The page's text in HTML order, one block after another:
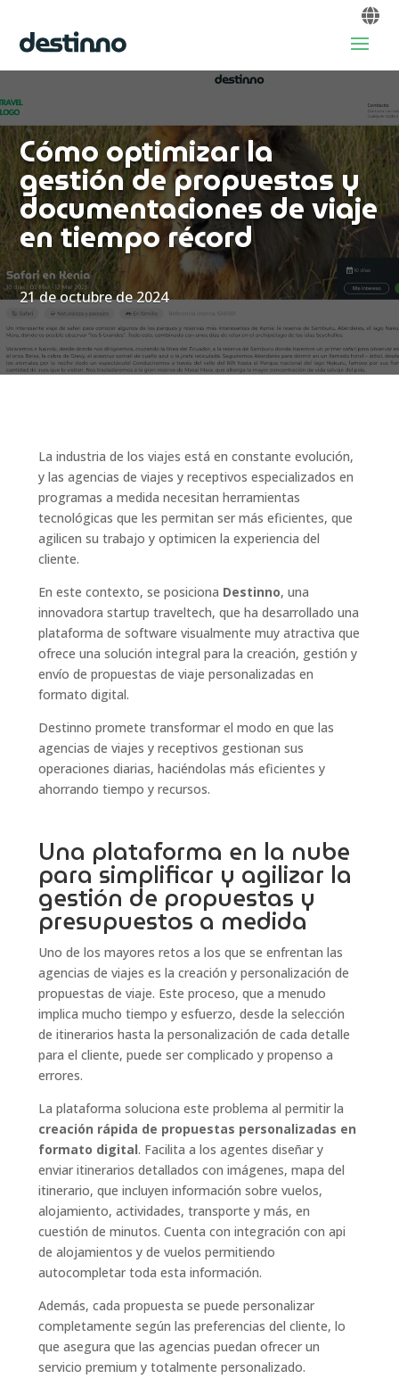
Cómo optimizar la
gestión de propuestas y
documentaciones de viaje
en tiempo récord
21 de octubre de 2024
La industria de los viajes está en constante evolución,
y las agencias de viajes y receptivos especializados en
programas a medida necesitan herramientas
tecnológicas que les permitan ser más eficientes, que
agilicen su trabajo y optimicen la experiencia del
cliente.
En este contexto, se posiciona Destinno, una
innovadora startup traveltech, que ha desarrollado una
plataforma de software visualmente muy atractiva que
ofrece una solución integral para la creación, gestión y
envío de propuestas de viaje personalizadas en
formato digital.
Destinno promete transformar el modo en que las
agencias de viajes y receptivos gestionan sus
operaciones diarias, haciéndolas más eficientes y
ahorrando tiempo y recursos.
Una plataforma en la nube
para simplificar y agilizar la
gestión de propuestas y
presupuestos a medida
Uno de los mayores retos a los que se enfrentan las
agencias de viajes es la creación y personalización de
propuestas de viaje. Este proceso, que a menudo
implica mucho tiempo y esfuerzo, desde la selección
de itinerarios hasta la personalización de cada detalle
para el cliente, puede ser complicado y propenso a
errores.
La plataforma soluciona este problema al permitir la
creación rápida de propuestas personalizadas en
formato digital. Facilita a los agentes diseñar y
enviar itinerarios detallados con imágenes, mapa del
itinerario, que incluyen información sobre vuelos,
alojamiento, actividades, transporte y más, en
cuestión de minutos. Cuenta con integración con api
de alojamientos y de vuelos permitiendo
autocompletar toda esta información.
Además, cada propuesta se puede personalizar
completamente según las preferencias del cliente, lo
que asegura que las agencias puedan ofrecer un
servicio premium y totalmente personalizado.